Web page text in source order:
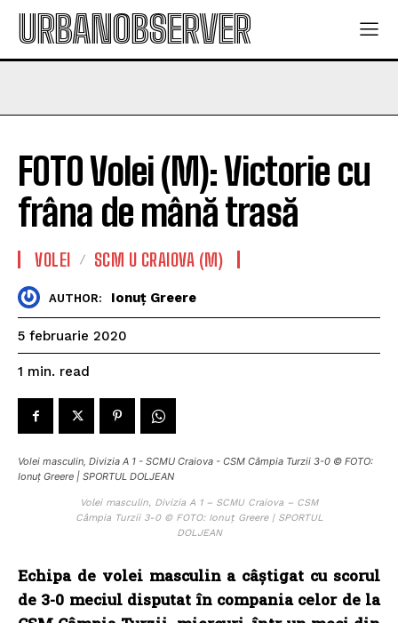
URBANOBSERVER
FOTO Volei (M): Victorie cu
frâna de mână trasă
VOLEI SCM U CRAIOVA (M)
AUTHOR: Ionuț Greere
5 februarie 2020
1 min. read
Volei masculin, Divizia A 1 - SCMU Craiova - CSM Câmpia Turzii 3-0 © FOTO:
Ionuț Greere | SPORTUL DOLJEAN
Volei masculin, Divizia A 1 – SCMU Craiova – CSM
Câmpia Turzii 3-0 © FOTO: Ionuț Greere | SPORTUL
DOLJEAN
Echipa de volei masculin a câștigat cu scorul
de 3-0 meciul disputat în compania celor de la